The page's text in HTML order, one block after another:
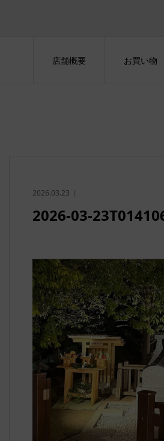
店舗概要 お買い物
2026.03.23
2026-03-